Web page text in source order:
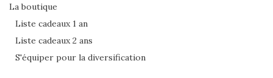
La boutique
Liste cadeaux 1 an
Liste cadeaux 2 ans
S'équiper pour la diversification